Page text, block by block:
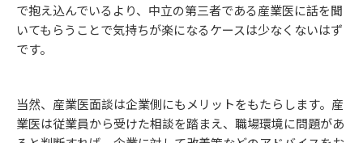
で抱え込んでいるより、中立の第三者である産業医に話を聞
いてもらうことで気持ちが楽になるケースは少なくないはず
です。
当然、産業医面談は企業側にもメリットをもたらします。産
業医は従業員から受けた相談を踏まえ、職場環境に問題があ